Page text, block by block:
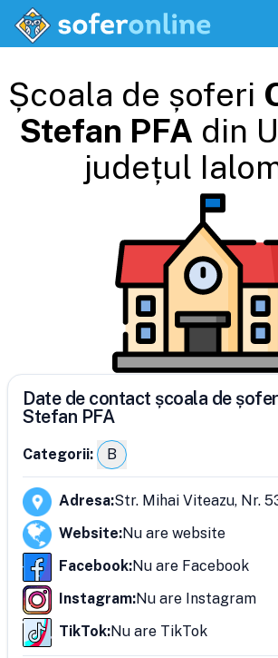
Școala de șoferi
Stefan PFA din
județul
Date de contact școala de
Stefan PFA
Categorii: B
Adresa:Str. Mihai Viteazu, Nr.
Website:Nu are website
Facebook:Nu are Facebook
Instagram:Nu are Instagram
TikTok:Nu are TikTok